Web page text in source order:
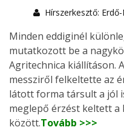
Hírszerkesztő:
Minden eddiginél
mutatkozott be a
Agritechnica kiállításon.
messziről felkeltette az
látott forma társult a jól
meglepő érzést keltett a
között.Tovább >>>